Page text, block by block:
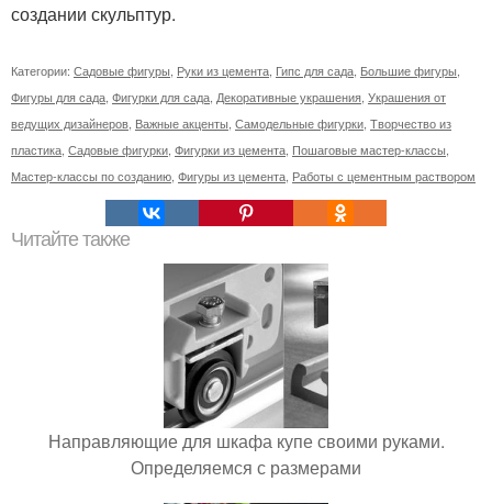
создании скульптур.
Категории: Садовые фигуры Руки из цемента Гипс для сада Большие фигуры
Фигуры для сада Фигурки для сада Декоративные украшения Украшения от
ведущих дизайнеров Важные акценты Самодельные фигурки Творчество из
пластика Садовые фигурки Фигурки из цемента Пошаговые мастер-классы
Мастер-классы по созданию Фигуры из цемента Работы с цементным раствором
Читайте также
Направляющие для шкафа купе своими руками.
Определяемся с размерами